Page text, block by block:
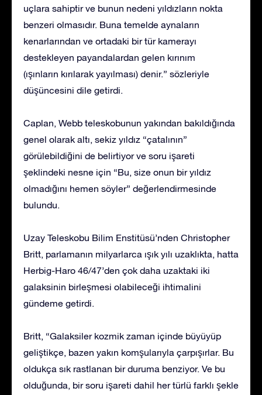
uçlara sahiptir ve bunun nedeni yıldızların nokta
benzeri olmasıdır. Buna temelde aynaların
kenarlarından ve ortadaki bir tür kamerayı
destekleyen payandalardan gelen kırınım
(ışınların kırılarak yayılması) denir.” sözleriyle
düşüncesini dile getirdi.
Caplan, Webb teleskobunun yakından bakıldığında
genel olarak altı, sekiz yıldız “çatalının”
görülebildiğini de belirtiyor ve soru işareti
şeklindeki nesne için “Bu, size onun bir yıldız
olmadığını hemen söyler” değerlendirmesinde
bulundu.
Uzay Teleskobu Bilim Enstitüsü’nden Christopher
Britt, parlamanın milyarlarca ışık yılı uzaklıkta, hatta
Herbig-Haro 46/47’den çok daha uzaktaki iki
galaksinin birleşmesi olabileceği ihtimalini
gündeme getirdi.
Britt, “Galaksiler kozmik zaman içinde büyüyüp
geliştikçe, bazen yakın komşularıyla çarpışırlar. Bu
oldukça sık rastlanan bir duruma benziyor. Ve bu
olduğunda, bir soru işareti dahil her türlü farklı şekle